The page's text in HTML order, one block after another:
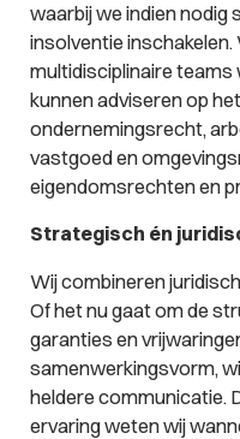
waarbij we indien nodig
insolventie inschakelen.
multidisciplinaire teams
kunnen adviseren op
ondernemingsrecht,
vastgoed en
eigendomsrechten en
Strategisch én
Wij combineren
Of het nu gaat om de
garanties en
samenwerkingsvorm,
heldere communicatie.
ervaring weten wij